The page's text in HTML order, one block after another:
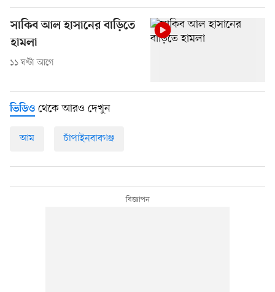
সাকিব আল হাসানের বাড়িতে
হামলা
১১ ঘণ্টা আগে
ভিডিও থেকে আরও দেখুন
আম চাঁপাইনবাবগঞ্জ